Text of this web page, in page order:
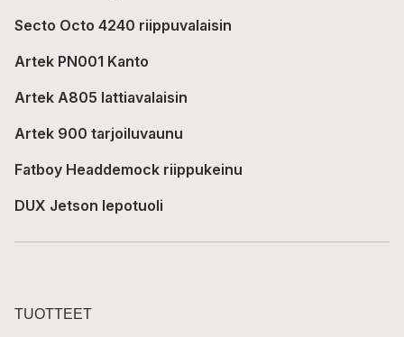
Secto Octo 4240 riippuvalaisin
Artek PN001 Kanto
Artek A805 lattiavalaisin
Artek 900 tarjoiluvaunu
Fatboy Headdemock riippukeinu
DUX Jetson lepotuoli
TUOTTEET